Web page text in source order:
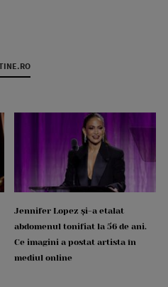
Jennifer Lopez și-a etalat
abdomenul tonifiat la 56 de ani.
Ce imagini a postat artista în
mediul online